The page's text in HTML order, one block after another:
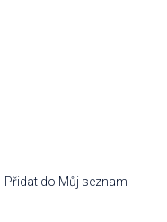
Přidat do Můj seznam